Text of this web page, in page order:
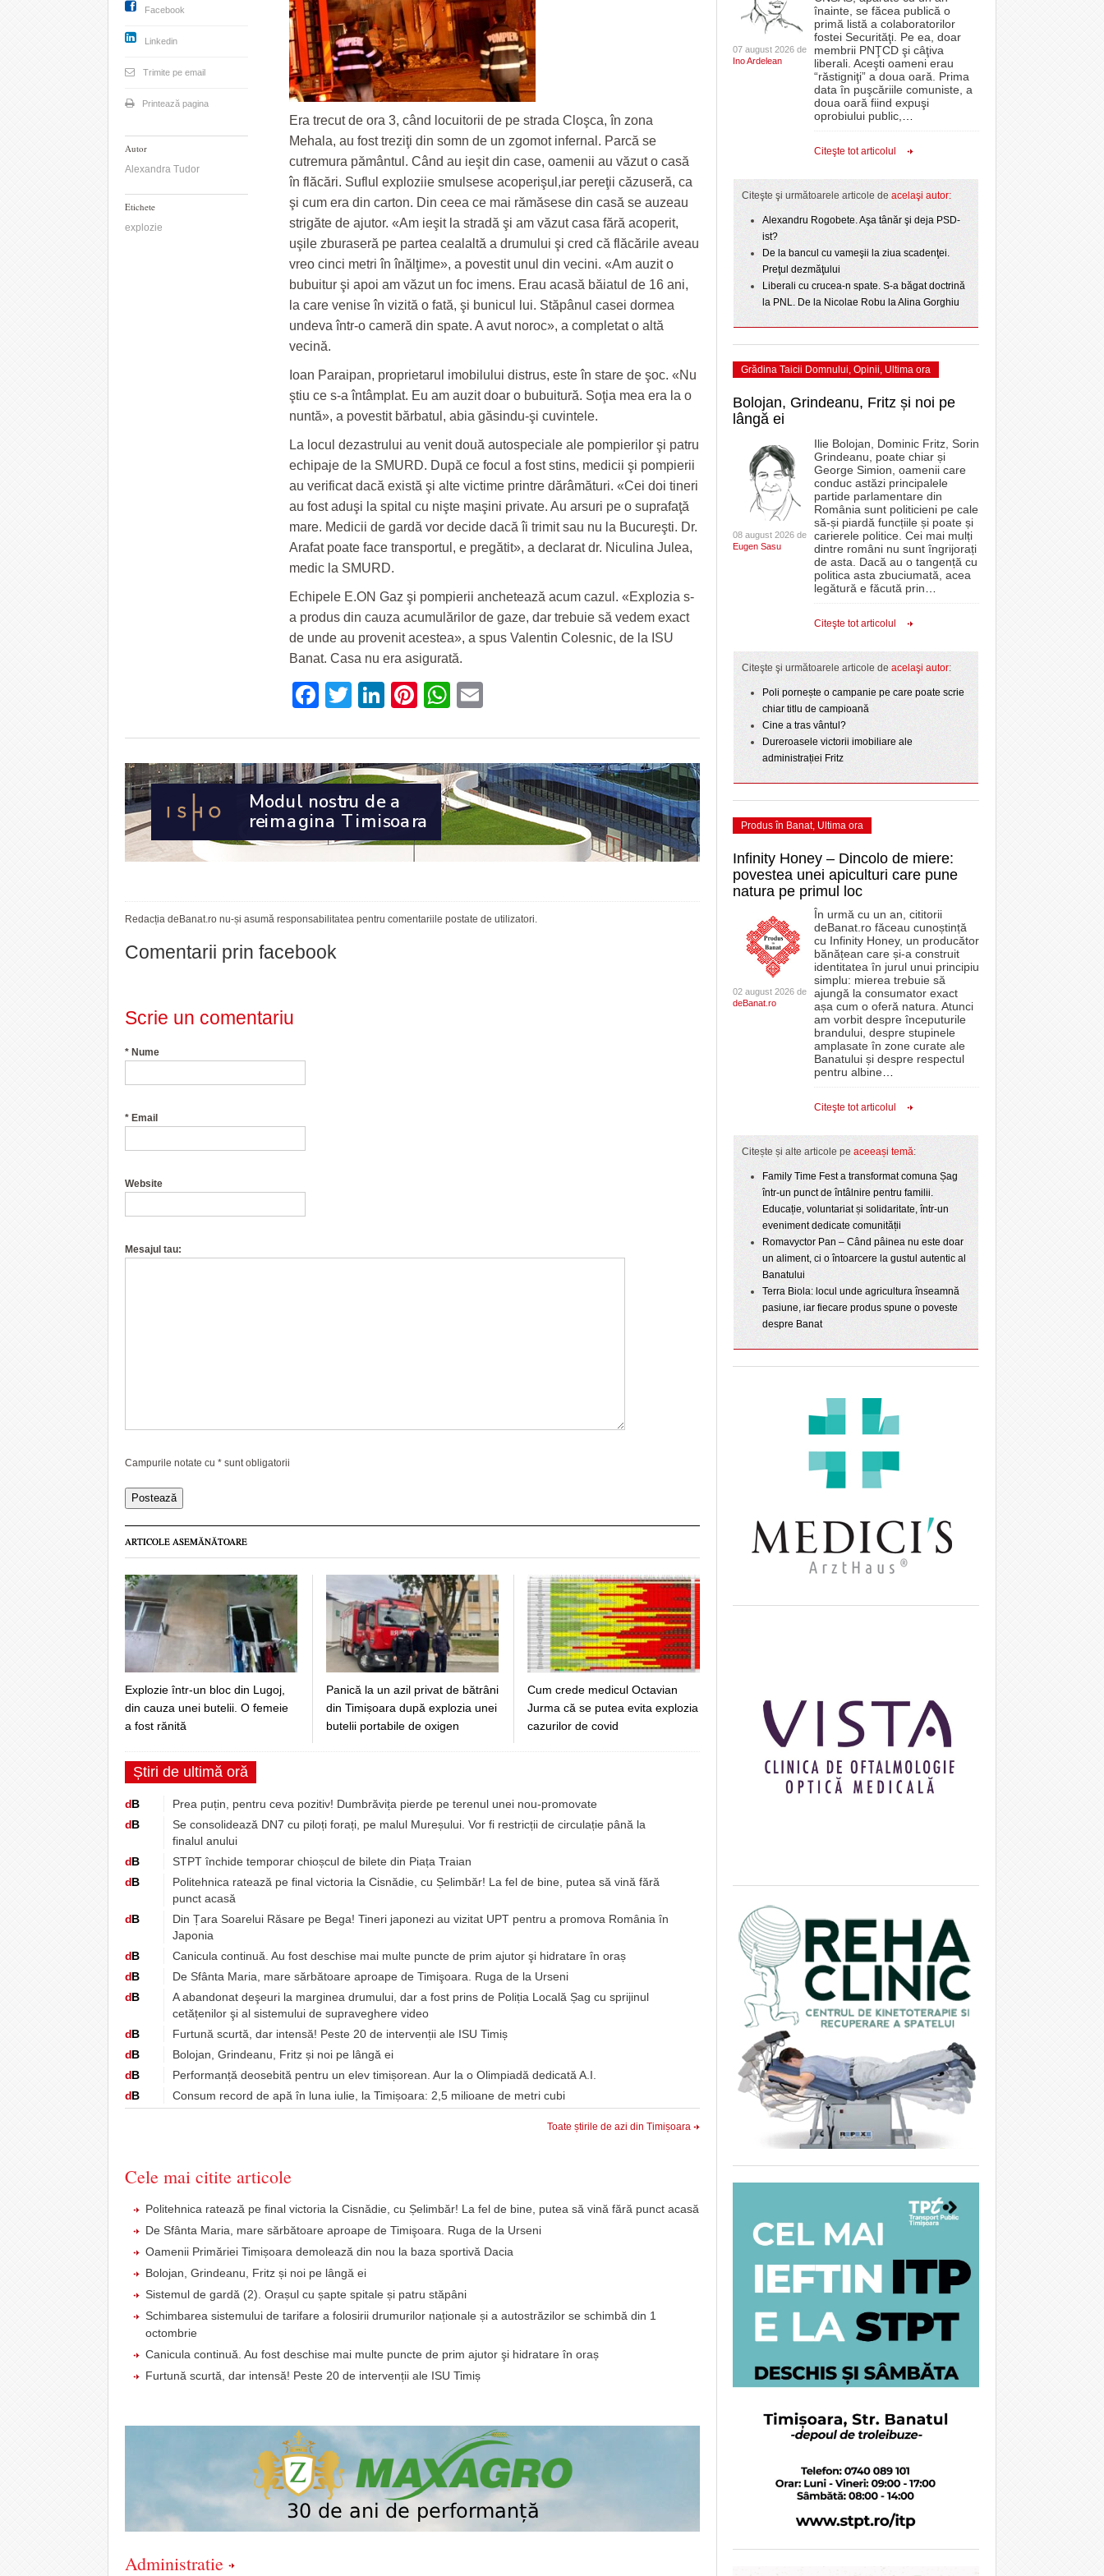
arhitectural din oraș- 4 August 2026
Timișoara are de luni șase noi cetățeni de
onoare/FOTO- 3 August 2026
View all
Sorin Şipoş nu le dă nicio speranţă PSD-iştilor:
“Nu veți câștiga niciodată Timișoara. Nici în
În ultimii trei ani niciun primar aflat în conflict de
interese nu şi-a pierdut mandatul. Avocatul Toni
Neacşu ia apărarea prefectului de Timiş în
cazul Dominic Fritz- 5 August 2026
View all
Semne bune sezonul are! Politehnica bate
Chindia mult mai clar decât o arată scorul
- 4
deplasare. Când sunt programate derby-urile
ZIARISTU’ DE
TERASĂ
CU OIŞTEA-N
KIERKEGAARD
FINANŢĂRI DE LA A
LA Z
PE SURSE
oră, a venit „ploaia”. Apa a fost asigurată de
pompierii voluntari- 6 August 2026
Filmul „Ultimul ingredient”, o poveste a
Banatului în competiția internațională Food Film
- 5 August 2026
View all
proiectelor derulate de instituție din fonduri
europene/FOTO
ANAF oferă persoanelor fizice posibilitatea să
beneficieze de Declarația Unică 212
precompletată- 25 November 2025
CLIPURI VIDEO
JOCURI ONLINE
DIVERSE
FARMACII DIN
TIMIŞOARA
HARTA TIMIŞOAREI
LICEE, ŞCOLI ŞI
SFATUL MEDICULUI
Era trecut de ora 3, când locuitorii de pe strada Cloşca, în zona
Mehala, au fost treziţi din somn de un zgomot infernal. Parcă se
cutremura pământul. Când au ieşit din case, oamenii au văzut o casă
în flăcări. Suflul exploziie smulsese acoperişul,iar pereţii căzuseră, ca
şi cum era din carton. Din ceea ce mai rămăsese din casă se auzeau
strigăte de ajutor. «Am ieşit la stradă şi am văzut casa fără acoperit,
uşile zburaseră pe partea cealaltă a drumului şi cred că flăcările aveau
vreo cinci metri în înălţime», a povestit unul din vecini. «Am auzit o
bubuitur şi apoi am văzut un foc imens. Erau acasă băiatul de 16 ani,
la care venise în vizită o fată, şi bunicul lui. Stăpânul casei dormea
undeva într-o cameră din spate. A avut noroc», a completat o altă
vecină.
Ioan Paraipan, proprietarul imobilului distrus, este în stare de şoc. «Nu
ştiu ce s-a întâmplat. Eu am auzit doar o bubuitură. Soţia mea era la o
nuntă», a povestit bărbatul, abia găsindu-şi cuvintele.
La locul dezastrului au venit două autospeciale ale pompierilor şi patru
echipaje de la SMURD. După ce focul a fost stins, medicii şi pompierii
au verificat dacă există şi alte victime printre dărâmături. «Cei doi tineri
au fost aduşi la spital cu nişte maşini private. Au arsuri pe o suprafaţă
mare. Medicii de gardă vor decide dacă îi trimit sau nu la Bucureşti. Dr.
Arafat poate face transportul, e pregătit», a declarat dr. Niculina Julea,
medic la SMURD.
Echipele E.ON Gaz şi pompierii anchetează acum cazul. «Explozia s-
a produs din cauza acumulărilor de gaze, dar trebuie să vedem exact
de unde au provenit acestea», a spus Valentin Colesnic, de la ISU
Banat. Casa nu era asigurată.
Facebook
Twitter
LinkedIn
Pinterest
WhatsApp
Facebook
Linkedin
Trimite pe email
Printează pagina
Autor
Alexandra Tudor
Etichete
explozie
Redacția deBanat.ro nu-și asumă responsabilitatea pentru comentariile postate de utilizatori.
Comentarii prin facebook
Scrie un comentariu
* Nume
* Email
Website
Mesajul tau:
Campurile notate cu * sunt obligatorii
ARTICOLE ASEMĂNĂTOARE
Explozie într-un bloc din Lugoj,
din cauza unei butelii. O femeie
a fost rănită
Panică la un azil privat de bătrâni
din Timișoara după explozia unei
butelii portabile de oxigen
Cum crede medicul Octavian
Jurma că se putea evita explozia
cazurilor de covid
Știri de ultimă oră
dB
Prea puțin, pentru ceva pozitiv! Dumbrăvița pierde pe terenul unei nou-promovate
dB
Se consolidează DN7 cu piloți forați, pe malul Mureșului. Vor fi restricții de circulație până la
finalul anului
dB
STPT închide temporar chioșcul de bilete din Piața Traian
dB
Politehnica ratează pe final victoria la Cisnădie, cu Șelimbăr! La fel de bine, putea să vină fără
punct acasă
dB
Din Țara Soarelui Răsare pe Bega! Tineri japonezi au vizitat UPT pentru a promova România în
Japonia
dB
Canicula continuă. Au fost deschise mai multe puncte de prim ajutor şi hidratare în oraș
dB
De Sfânta Maria, mare sărbătoare aproape de Timişoara. Ruga de la Urseni
dB
A abandonat deşeuri la marginea drumului, dar a fost prins de Poliția Locală Șag cu sprijinul
cetățenilor şi al sistemului de supraveghere video
dB
Furtună scurtă, dar intensă! Peste 20 de intervenții ale ISU Timiș
dB
Bolojan, Grindeanu, Fritz și noi pe lângă ei
dB
Performanță deosebită pentru un elev timișorean. Aur la o Olimpiadă dedicată A.I.
dB Consum record de apă în luna iulie, la Timișoara: 2,5 milioane de metri cubi
Toate știrile de azi din Timișoara
Cele mai citite articole
Politehnica ratează pe final victoria la Cisnădie, cu Șelimbăr! La fel de bine, putea să vină fără punct acasă
De Sfânta Maria, mare sărbătoare aproape de Timişoara. Ruga de la Urseni
Oamenii Primăriei Timișoara demolează din nou la baza sportivă Dacia
Bolojan, Grindeanu, Fritz și noi pe lângă ei
Sistemul de gardă (2). Orașul cu șapte spitale și patru stăpâni
Schimbarea sistemului de tarifare a folosirii drumurilor naționale și a autostrăzilor se schimbă din 1
octombrie
Canicula continuă. Au fost deschise mai multe puncte de prim ajutor şi hidratare în oraș
Furtună scurtă, dar intensă! Peste 20 de intervenții ale ISU Timiș
Administratie
07 august 2026 de
Ino Ardelean
înainte, se făcea publică o
primă listă a colaboratorilor
fostei Securităţi. Pe ea, doar
membrii PNŢCD şi câţiva
liberali. Aceşti oameni erau
“răstigniţi” a doua oară. Prima
data în puşcăriile comuniste, a
doua oară fiind expuşi
oprobiului public,
Citeşte tot articolul
Citeşte şi următoarele articole de acelaşi autor:
Alexandru Rogobete. Aşa tânăr şi deja PSD-
ist?
De la bancul cu vameşii la ziua scadenţei.
Preţul dezmăţului
Liberali cu crucea-n spate. S-a băgat doctrină
la PNL. De la Nicolae Robu la Alina Gorghiu
Grădina Taicii Domnului, Opinii, Ultima ora
Bolojan, Grindeanu, Fritz și noi pe
lângă ei
08 august 2026 de
Eugen Sasu
Ilie Bolojan, Dominic Fritz, Sorin
Grindeanu, poate chiar și
George Simion, oamenii care
conduc astăzi principalele
partide parlamentare din
România sunt politicieni pe cale
să-și piardă funcțiile și poate și
carierele politice. Cei mai mulți
dintre români nu sunt îngrijorați
de asta. Dacă au o tangență cu
politica asta zbuciumată, acea
legătură e făcută prin
Citeşte tot articolul
Citeşte şi următoarele articole de acelaşi autor:
Poli pornește o campanie pe care poate scrie
chiar titlu de campioană
Cine a tras vântul?
Dureroasele victorii imobiliare ale
administrației Fritz
Produs în Banat, Ultima ora
Infinity Honey – Dincolo de miere:
povestea unei apiculturi care pune
natura pe primul loc
02 august 2026 de
deBanat.ro
În urmă cu un an, cititorii
deBanat.ro făceau cunoștință
cu Infinity Honey, un producător
bănățean care și-a construit
identitatea în jurul unui principiu
simplu: mierea trebuie să
ajungă la consumator exact
așa cum o oferă natura. Atunci
am vorbit despre începuturile
brandului, despre stupinele
amplasate în zone curate ale
Banatului și despre respectul
pentru albine
Citeşte tot articolul
Citește și alte articole pe aceeași temă:
Family Time Fest a transformat comuna Șag
într-un punct de întâlnire pentru familii.
Educație, voluntariat și solidaritate, într-un
eveniment dedicate comunității
Romavyctor Pan – Când pâinea nu este doar
un aliment, ci o întoarcere la gustul autentic al
Banatului
Terra Biola: locul unde agricultura înseamnă
pasiune, iar fiecare produs spune o poveste
despre Banat